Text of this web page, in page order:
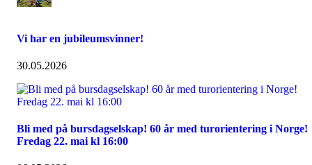
Vi har en jubileumsvinner!
30.05.2026
Bli med på bursdagselskap! 60 år med turorientering i Norge!
Fredag 22. mai kl 16:00